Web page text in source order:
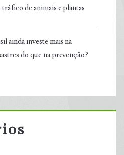
de animais e plantas
ainda investe mais na
do que na prevenção?